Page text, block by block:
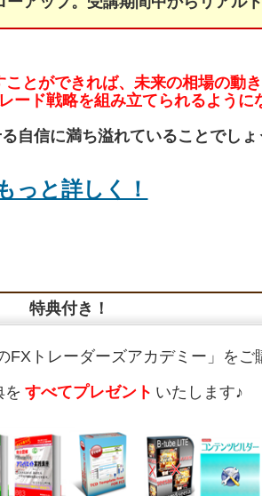
ことができれば、未来の相場の動
ド戦略を組み立てられるように
自信に満ち溢れていることでしょ
っと詳しく！
特典付き！
トレーダーズアカデミー」をご
を すべてプレゼント いたします♪